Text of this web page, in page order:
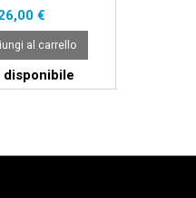
€
al carrello
disponibile